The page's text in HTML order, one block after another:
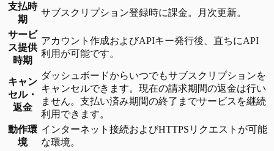
支払時
期
サブスクリプション登録時に課金。月次更新。
サービ
ス提供
時期
アカウント作成およびAPIキー発行後、直ちにAPI
利用が可能です。
キャン
セル・
返金
ダッシュボードからいつでもサブスクリプションを
キャンセルできます。現在の請求期間の返金は行い
ません。支払い済み期間の終了までサービスを継続
利用できます。
動作環
境
インターネット接続およびHTTPSリクエストが可能
な環境。